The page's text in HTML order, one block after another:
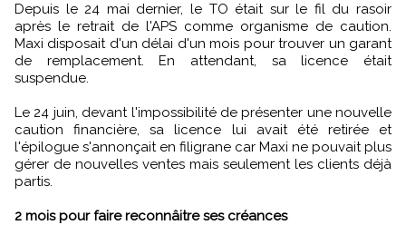
Depuis le 24 mai dernier, le TO était sur le fil du rasoir
après le retrait de l'APS comme organisme de caution.
Maxi disposait d'un délai d'un mois pour trouver un garant
de remplacement. En attendant, sa licence était
suspendue.
Le 24 juin, devant l'impossibilité de présenter une nouvelle
caution financière, sa licence lui avait été retirée et
l'épilogue s'annonçait en filigrane car Maxi ne pouvait plus
gérer de nouvelles ventes mais seulement les clients déjà
partis.
2 mois pour faire reconnâitre ses créances